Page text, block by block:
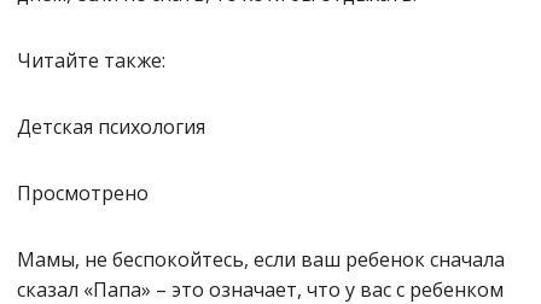
Читайте также:
Детская психология
Просмотрено
Мамы, не беспокойтесь, если ваш ребенок сначала
сказал «Папа» – это означает, что у вас с ребенком